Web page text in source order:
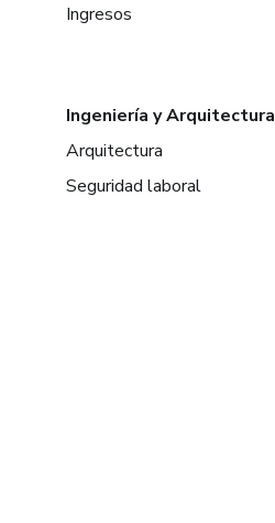
Ingresos
Ingeniería y Arquitectura
Arquitectura
Seguridad laboral